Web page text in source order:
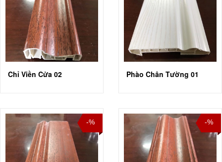
Chỉ Viền Cửa 02 Phào Chân Tường 01
-% -%